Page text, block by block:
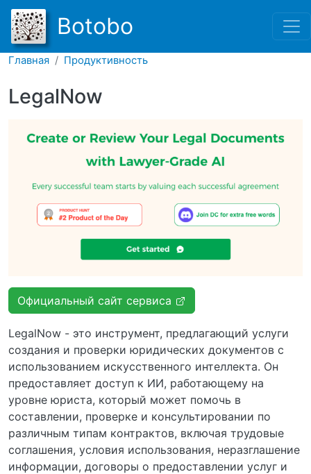
Перейти к основному
Botobo
Главная Продуктивность
LegalNow
Официальный сайт сервиса
LegalNow - это инструмент, предлагающий услуги
создания и проверки юридических документов с
использованием искусственного интеллекта. Он
предоставляет доступ к ИИ, работающему на
уровне юриста, который может помочь в
составлении, проверке и консультировании по
различным типам контрактов, включая трудовые
соглашения, условия использования, неразглашение
информации, договоры о предоставлении услуг и